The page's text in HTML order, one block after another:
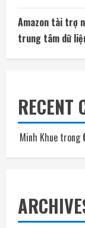
Amazon tài trợ
trung tâm dữ
RECENT
Minh Khue trong